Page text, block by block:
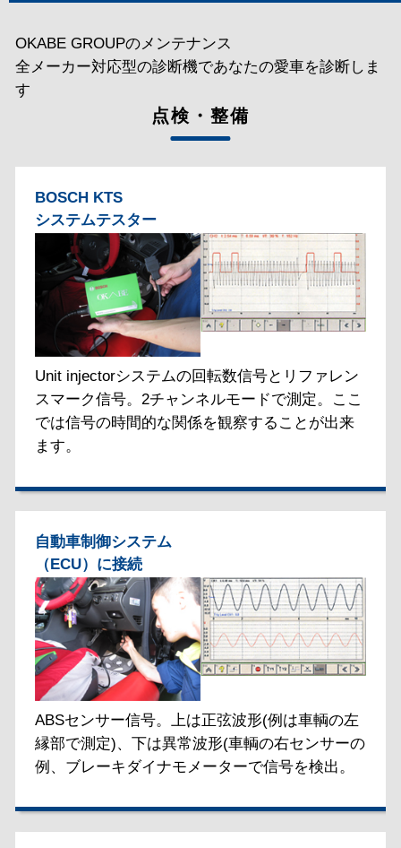
OKABE GROUPのメンテナンス
全メーカー対応型の診断機であなたの愛車を診断しま
す
点検・整備
BOSCH KTS
システムテスター
Unit injectorシステムの回転数信号とリファレン
スマーク信号。2チャンネルモードで測定。ここ
では信号の時間的な関係を観察することが出来
ます。
自動車制御システム
（ECU）に接続
ABSセンサー信号。上は正弦波形(例は車輌の左
縁部で測定)、下は異常波形(車輌の右センサーの
例、ブレーキダイナモメーターで信号を検出。